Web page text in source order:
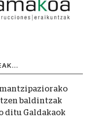
baldintzak
ditu Galdakaok